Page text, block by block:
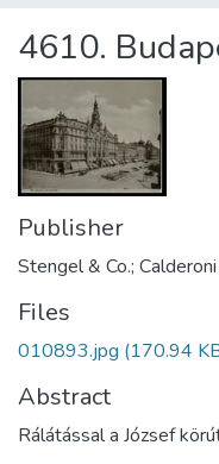
Statistics
About us
4610.
Publisher
Stengel & Co.;
Files
010893.jpg (170.94
Abstract
Rálátással a József